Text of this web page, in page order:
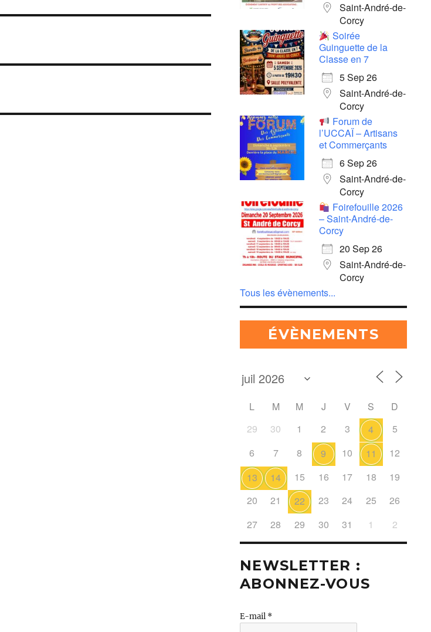
Saint-André-de-
Corcy
Soirée
Guinguette de la
Classe en 7
5 Sep 26
Saint-André-de-
Corcy
Forum de
l’UCCAÏ – Artisans
et Commerçants
6 Sep 26
Saint-André-de-
Corcy
Foirefouille 2026
– Saint-André-de-
Corcy
20 Sep 26
Saint-André-de-
Corcy
Tous les évènements...
ÉVÈNEMENTS
L M M J V S
D
29
30 1 2 3 4
5
6
7 8 9 10 11
12
13
14 15 16 17 18
19
20
21 22 23 24 25
26
27
28 29 30 31 1 2
NEWSLETTER :
ABONNEZ-VOUS
E-mail *